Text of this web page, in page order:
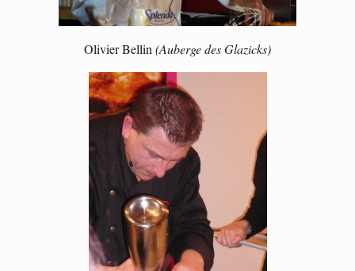
Olivier Bellin (Auberge des Glazicks)